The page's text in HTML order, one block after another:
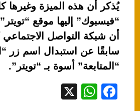
يُذكر أن هذه الميزة
“فيسبوك” إليها موقع
أن شبكة التواصل
سابقًا عن استبدال اسم زر
“المتابعة” أسوة بـ “تويتر”.
F
W